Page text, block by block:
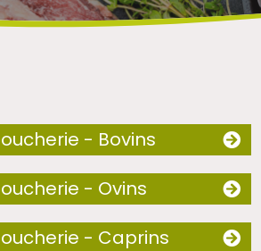
- Bovins
- Ovins
- Caprins